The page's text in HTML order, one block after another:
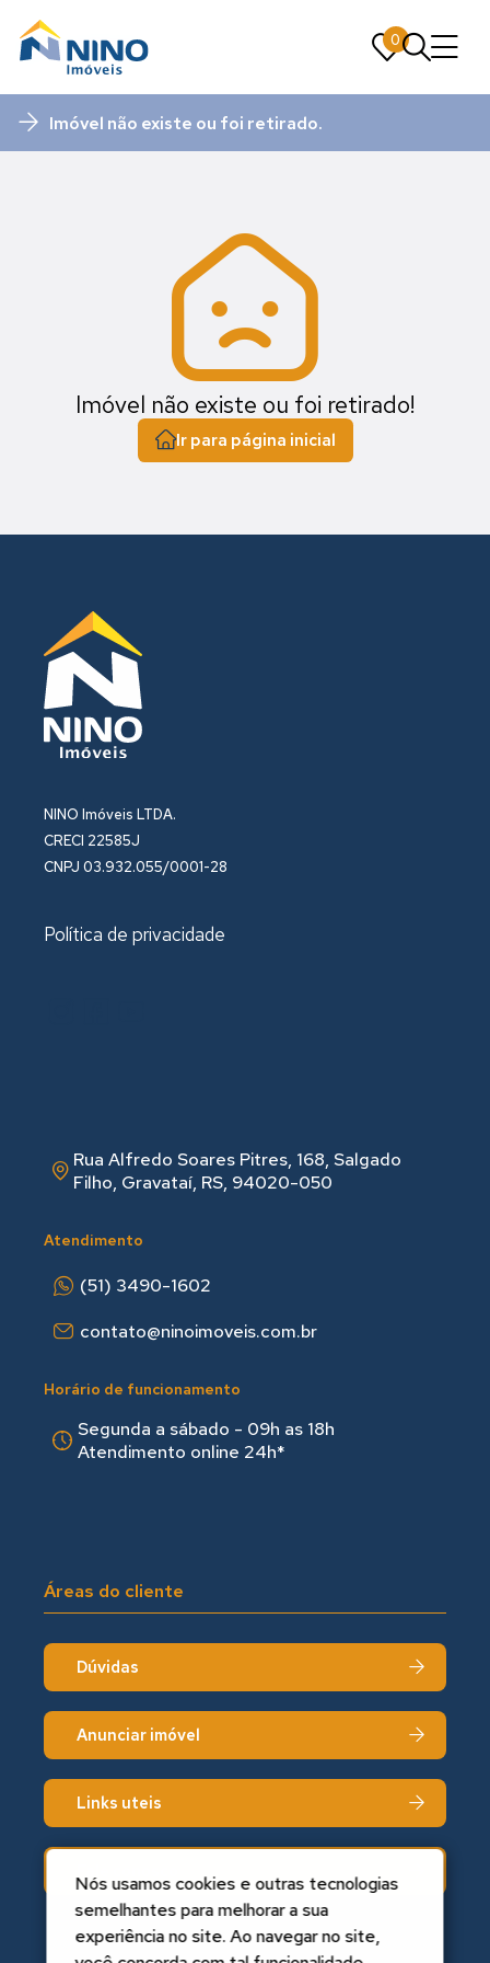
0
0
Imóvel não existe ou foi retirado.
Imóvel não existe ou foi retirado!
Ir para página inicial
NINO Imóveis LTDA.
CRECI 22585J
CNPJ 03.932.055/0001-28
Política de privacidade
Rua Alfredo Soares Pitres, 168, Salgado
Filho, Gravataí, RS, 94020-050
Atendimento
(51) 3490-1602
contato@ninoimoveis.com.br
Horário de funcionamento
Segunda a sábado - 09h as 18hㅤㅤ
Atendimento online 24h*
Áreas do cliente
Dúvidas
Anunciar imóvel
Links uteis
Nós usamos cookies e outras tecnologias
semelhantes para melhorar a sua
experiência no site. Ao navegar no site,